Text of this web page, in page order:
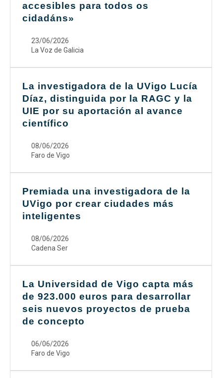
accesibles para todos os
cidadáns»
23/06/2026
La Voz de Galicia
La investigadora de la UVigo Lucía
Díaz, distinguida por la RAGC y la
UIE por su aportación al avance
científico
08/06/2026
Faro de Vigo
Premiada una investigadora de la
UVigo por crear ciudades más
inteligentes
08/06/2026
Cadena Ser
La Universidad de Vigo capta más
de 923.000 euros para desarrollar
seis nuevos proyectos de prueba
de concepto
06/06/2026
Faro de Vigo